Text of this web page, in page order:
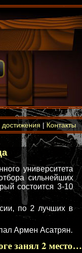
|Контакты
университета
сильнейших
состоится 3-10
по 2 лучших в
Армен Асатрян.
занял 2 место…